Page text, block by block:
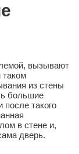
вызывают
из стены
большие
после такого
в стене и,
дверь.